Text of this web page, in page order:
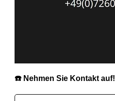
☎️ Nehmen Sie Kontakt auf!